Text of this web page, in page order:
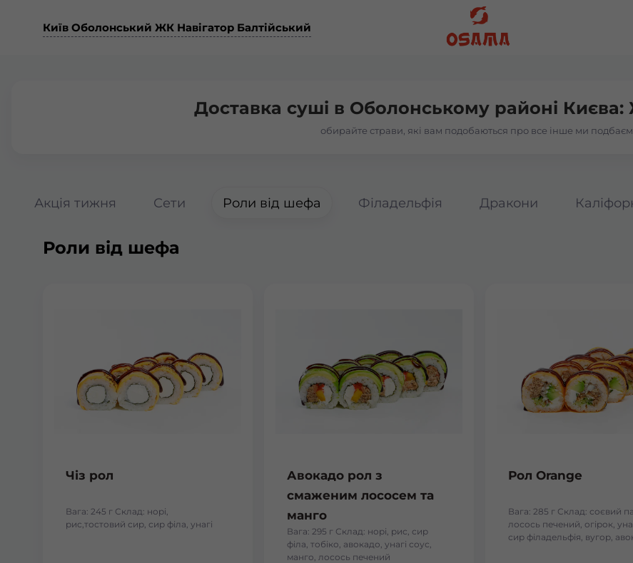
Київ Оболонський ЖК Навігатор Балтійський
Доставка суші в Оболонському районі Києва:
обирайте страви, які вам подобаються про все інше ми
Акція тижня Сети Роли від шефа Філадельфія Дракони
Роли від шефа
Чіз рол
Вага: 245 г Склад: норі,
рис,тостовий сир, сир філа, унагі
Авокадо рол з
смаженим лососем та
манго
Вага: 295 г Склад: норі, рис, сир
філа, тобіко, авокадо, унагі соус,
манго, лосось печений
Рол Orange
Вага: 285 г Склад: соєвий
лосось печений, огірок,
сир філадельфія, вугор,